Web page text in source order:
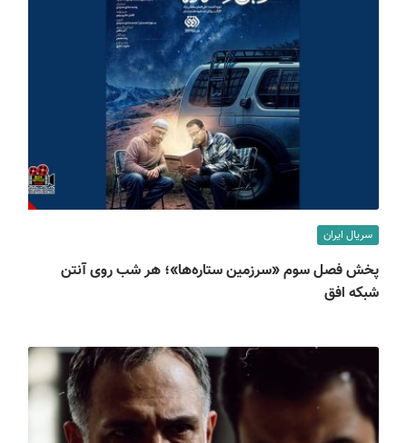
سریال ایران
پخش فصل سوم «سرزمین ستاره‌ها»؛ هر شب روی آنتن
شبکه افق